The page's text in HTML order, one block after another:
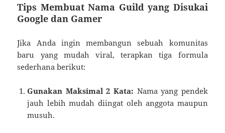
Tips Membuat Nama Guild yang Disukai
Google dan Gamer
Jika Anda ingin membangun sebuah komunitas
baru yang mudah viral, terapkan tiga formula
sederhana berikut:
Gunakan Maksimal 2 Kata: Nama yang pendek
jauh lebih mudah diingat oleh anggota maupun
musuh.